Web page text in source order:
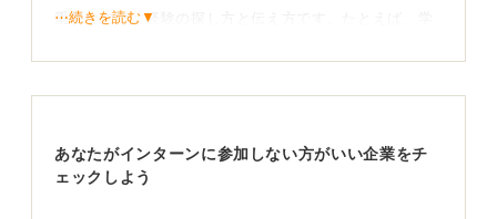
重要なのは、経験の探し方と伝え方です。たとえば、学
トの独学での導入などの工夫や結果もガクチカです。
計の改善など、すべてがあなたの強みを示す立派な素材
になります。
⋯続きを読む▼
あなたがインターンに参加しない方がいい企業をチ
ェックしよう